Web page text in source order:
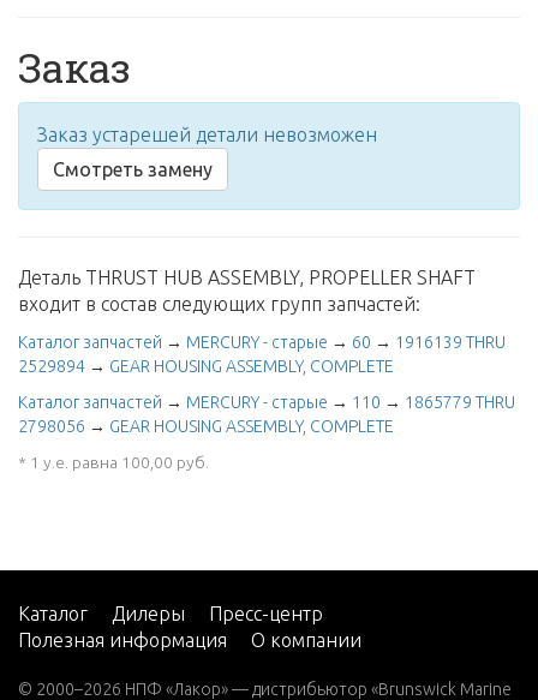
Заказ
Заказ устарешей детали невозможен
Смотреть замену
Деталь THRUST HUB ASSEMBLY, PROPELLER SHAFT
входит в состав следующих групп запчастей:
Каталог запчастей → MERCURY - старые → 60 → 1916139 THRU
2529894 → GEAR HOUSING ASSEMBLY, COMPLETE
Каталог запчастей → MERCURY - старые → 110 → 1865779 THRU
2798056 → GEAR HOUSING ASSEMBLY, COMPLETE
* 1 у.е. равна 100,00 руб.
Каталог Дилеры
Пресс-центр
Полезная информация
О компании
© 2000–2026 НПФ «Лакор» — дистрибьютор «Brunswick Marine